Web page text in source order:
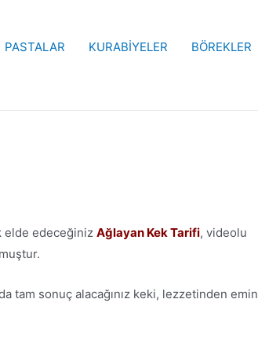
PASTALAR KURABİYELER BÖREKLER
elde edeceğiniz Ağlayan Kek Tarifi, videolu
tam sonuç alacağınız keki, lezzetinden emin